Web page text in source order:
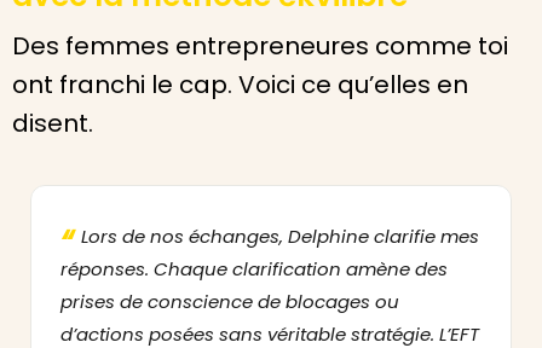
Des femmes entrepreneures comme toi
ont franchi le cap. Voici ce qu’elles en
disent.
“ Lors de nos échanges, Delphine clarifie mes
réponses. Chaque clarification amène des
prises de conscience de blocages ou
d’actions posées sans véritable stratégie. L’EFT